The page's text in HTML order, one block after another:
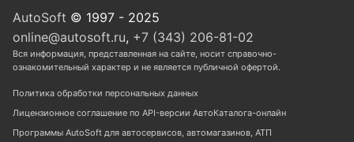
AutoSoft © 1997 - 2025
online@autosoft.ru, +7 (343) 206-81-02
Вся информация, представленная на сайте, носит справочно-
ознакомительный характер и не является публичной офертой.
Политика обработки персональных данных
Лицензионное соглашение по API-версии АвтоКаталога-онлайн
Программы AutoSoft для автосервисов, автомагазинов, АТП